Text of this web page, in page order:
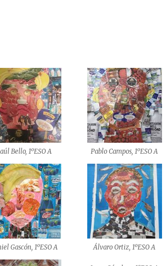
Bello, 1ºESO A Pablo Campos, 1ºESO A
Gascón, 1ºESO A Álvaro Ortiz, 1ºESO A